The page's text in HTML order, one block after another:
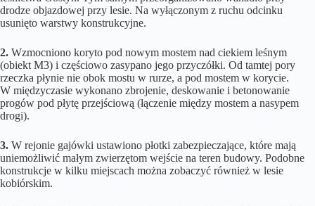
drodze objazdowej przy lesie. Na wyłączonym z ruchu odcinku
usunięto warstwy konstrukcyjne.
2. Wzmocniono koryto pod nowym mostem nad ciekiem leśnym
(obiekt M3) i częściowo zasypano jego przyczółki. Od tamtej pory
rzeczka płynie nie obok mostu w rurze, a pod mostem w korycie.
W międzyczasie wykonano zbrojenie, deskowanie i betonowanie
progów pod płytę przejściową (łączenie między mostem a nasypem
drogi).
3. W rejonie gajówki ustawiono płotki zabezpieczające, które mają
uniemożliwić małym zwierzętom wejście na teren budowy. Podobne
konstrukcje w kilku miejscach można zobaczyć również w lesie
kobiórskim.